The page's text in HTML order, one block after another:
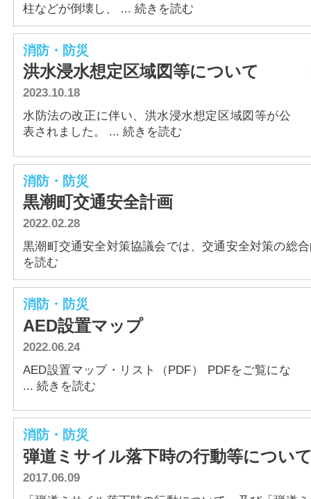
柱などが倒壊し、 ... 続きを読む
消防・防災
洪水浸水想定区域図等について
2023.10.18
水防法の改正に伴い、洪水浸水想定区域図等が公
表されました。 ... 続きを読む
消防・防災
黒潮町交通安全計画
2022.02.28
黒潮町交通安全対策協議会では、交通安全対策の総
を読む
消防・防災
AED設置マップ
2022.06.24
AED設置マップ・リスト（PDF） PDFをご覧にな
... 続きを読む
消防・防災
弾道ミサイル落下時の行動等につい
2017.06.09